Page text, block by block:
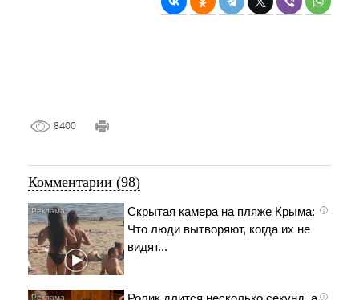
8400
Комментарии (98)
i
Скрытая камера на пляже Крыма:
Что люди вытворяют, когда их не
видят...
i